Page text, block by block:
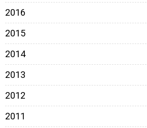
2016
2015
2014
2013
2012
2011